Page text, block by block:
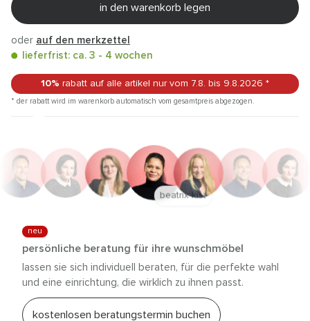
in den warenkorb legen
oder auf den merkzettel
lieferfrist: ca. 3 - 4 wochen
10% rabatt auf alle artikel nur vom 7.8. bis 9.8.2026 *
* der rabatt wird im warenkorb automatisch vom gesamtpreis abgezogen.
neu
persönliche beratung für ihre wunschmöbel
lassen sie sich individuell beraten, für die perfekte wahl
und eine einrichtung, die wirklich zu ihnen passt.
kostenlosen beratungstermin buchen
anna trautz